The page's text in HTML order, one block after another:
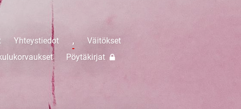
Yhteystiedot ,
Väitökset
Pöytäkirjat